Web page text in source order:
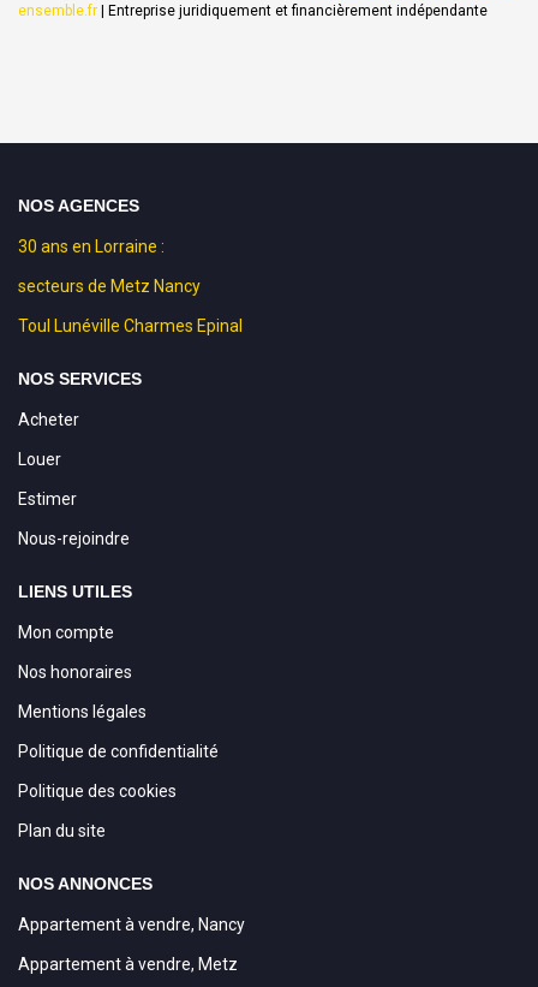
ensemble.fr | Entreprise juridiquement et financièrement indépendante
NOS AGENCES
30 ans en Lorraine :
secteurs de Metz Nancy
Toul Lunéville Charmes Epinal
NOS SERVICES
Acheter
Louer
Estimer
Nous-rejoindre
LIENS UTILES
Mon compte
Nos honoraires
Mentions légales
Politique de confidentialité
Politique des cookies
Plan du site
NOS ANNONCES
Appartement à vendre, Nancy
Appartement à vendre, Metz